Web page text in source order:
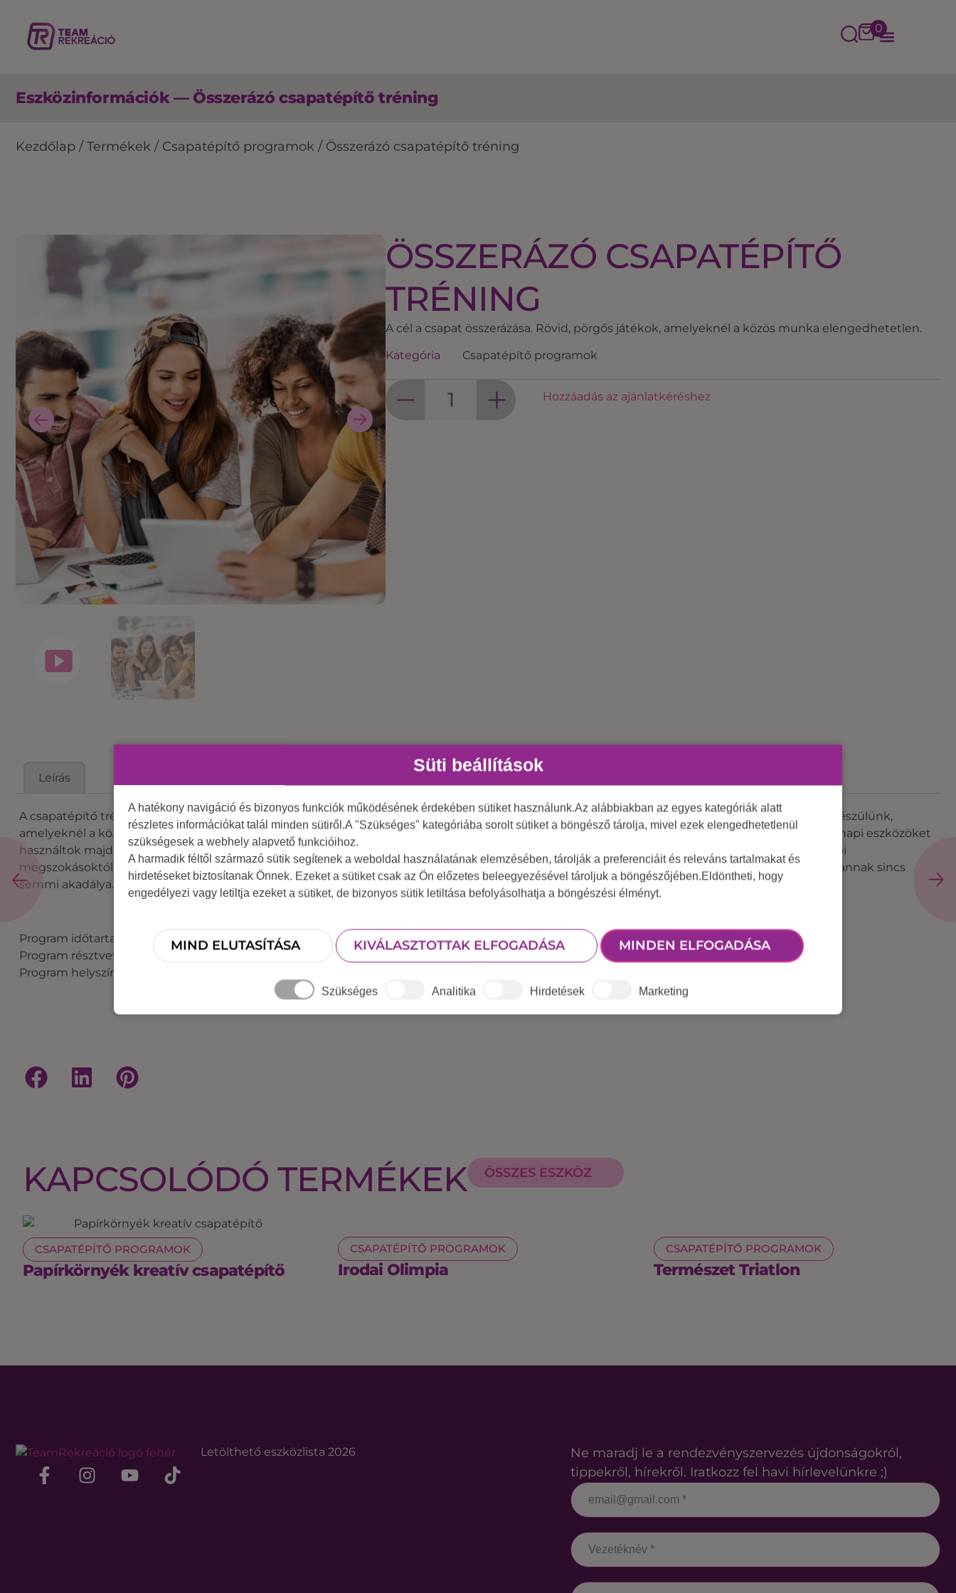
0
Eszközinformációk — Összerázó csapatépítő tréning
Kezdőlap / Termékek / Csapatépítő programok / Összerázó csapatépítő tréning
ÖSSZERÁZÓ CSAPATÉPÍTŐ
TRÉNING
A cél a csapat összerázása. Rövid, pörgős játékok, amelyeknél a közös munka elengedhetetlen.
Kategória Csapatépítő programok
Hozzáadás az ajánlatkéréshez
Leírás
A csapatépítő tréning neve első hallásra fura lehet, de higgyétek el, beszédes. A cél ugyanis a csapat összerázása. Olyan rövid, pörgős játékokkal készülünk,
amelyeknél a közös munka elengedhetetlen, az eredmény pedig egy erős csoportkohézió lesz. A program bárhol megvalósítható, hiszen hétköznapi eszközöket
használtok majd, de egyáltalán nem a megszokott módon. Itt a különböző tárgyak, eszközök olyan tulajdonságait kell használni, ami a hétköznapi
megszokásoktól távol áll. Mindezt persze társaitok segítségével. Ha szeretnétek, hogy egy kicsit megversenyeztessünk titeket kis csapatokban, annak sincs
semmi akadálya.
Program időtartama: 3-4 óra
Program résztvevőinek száma: 10-100 fő
Program helyszíne: beltér, kültér
KAPCSOLÓDÓ TERMÉKEK ÖSSZES ESZKÖZ
CSAPATÉPÍTŐ PROGRAMOK
Papírkörnyék kreatív csapatépítő
CSAPATÉPÍTŐ PROGRAMOK
Irodai Olimpia
CSAPATÉPÍTŐ PROGRAMOK
Természet Triatlon
Letölthető eszközlista 2026
Ne maradj le a rendezvényszervezés újdonságokról,
tippekről, hírekről. Iratkozz fel havi hírlevelünkre ;)
Süti beállítások
A hatékony navigáció és bizonyos funkciók működésének érdekében sütiket használunk.Az alábbiakban az egyes kategóriák alatt
részletes információkat talál minden sütiről.A "Szükséges" kategóriába sorolt sütiket a böngésző tárolja, mivel ezek elengedhetetlenül
szükségesek a webhely alapvető funkcióihoz.
A harmadik féltől származó sütik segítenek a weboldal használatának elemzésében, tárolják a preferenciáit és releváns tartalmakat és
hirdetéseket biztosítanak Önnek. Ezeket a sütiket csak az Ön előzetes beleegyezésével tároljuk a böngészőjében.Eldöntheti, hogy
engedélyezi vagy letiltja ezeket a sütiket, de bizonyos sütik letiltása befolyásolhatja a böngészési élményt.
MIND ELUTASÍTÁSA KIVÁLASZTOTTAK ELFOGADÁSA MINDEN ELFOGADÁSA
Szükséges Analitika Hirdetések Marketing